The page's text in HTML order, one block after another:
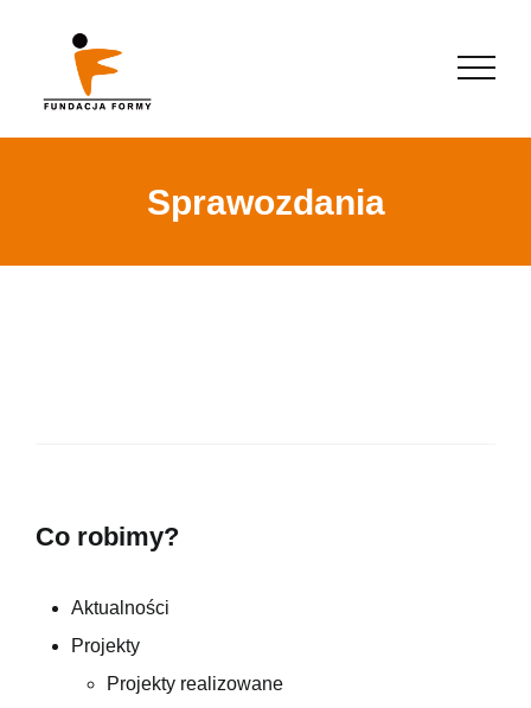
Sprawozdania
Co robimy?
Aktualności
Projekty
Projekty realizowane